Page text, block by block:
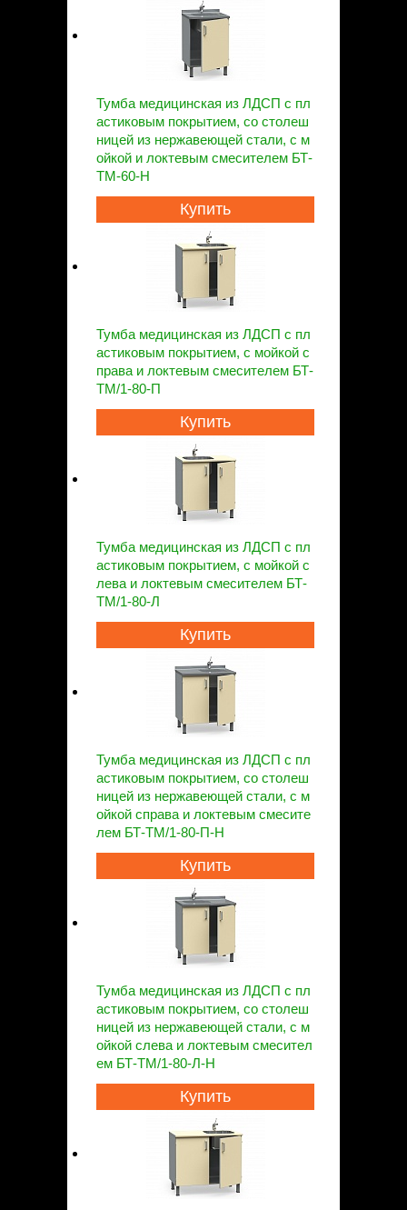
Тумба медицинская из ЛДСП с пл
астиковым покрытием, со столеш
ницей из нержавеющей стали, с м
ойкой и локтевым смесителем БТ-
ТМ-60-Н
Купить
Тумба медицинская из ЛДСП с пл
астиковым покрытием, с мойкой с
права и локтевым смесителем БТ-
ТМ/1-80-П
Купить
Тумба медицинская из ЛДСП с пл
астиковым покрытием, с мойкой с
лева и локтевым смесителем БТ-
ТМ/1-80-Л
Купить
Тумба медицинская из ЛДСП с пл
астиковым покрытием, со столеш
ницей из нержавеющей стали, с м
ойкой справа и локтевым смесите
лем БТ-ТМ/1-80-П-Н
Купить
Тумба медицинская из ЛДСП с пл
астиковым покрытием, со столеш
ницей из нержавеющей стали, с м
ойкой слева и локтевым смесител
ем БТ-ТМ/1-80-Л-Н
Купить